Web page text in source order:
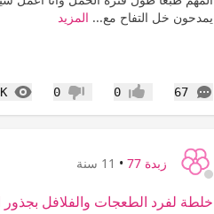
يمدحون خل التفاح مع... المزيد
67
التعليقات إعجاب0 عدم إعجاب
0
90K
زبدة 77 • 11 سنة
خلطة لفرد الطعجات والفلافل